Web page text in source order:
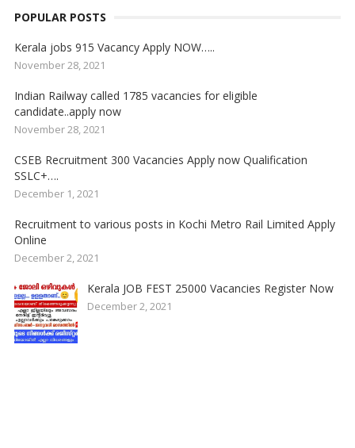
POPULAR POSTS
Kerala jobs 915 Vacancy Apply NOW…..
November 28, 2021
Indian Railway called 1785 vacancies for eligible
candidate..apply now
November 28, 2021
CSEB Recruitment 300 Vacancies Apply now Qualification
SSLC+….
December 1, 2021
Recruitment to various posts in Kochi Metro Rail Limited Apply
Online
December 2, 2021
Kerala JOB FEST 25000 Vacancies Register Now
December 2, 2021